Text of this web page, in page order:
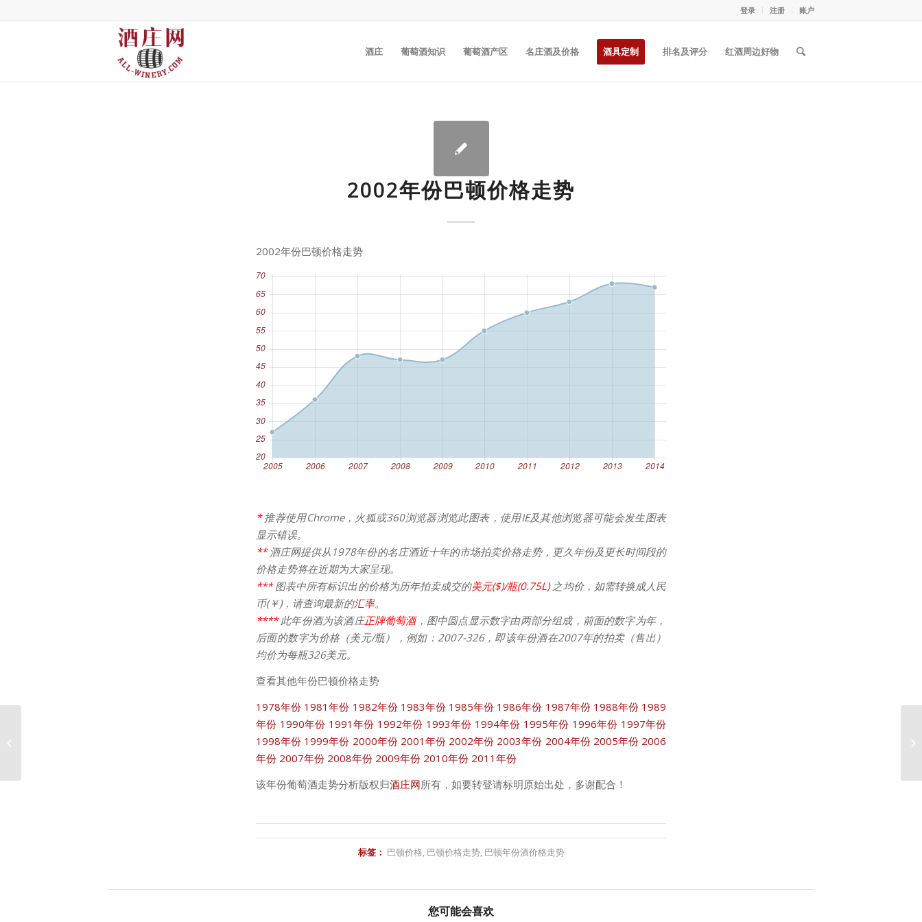
登录 注册 账户
酒庄 葡萄酒知识 葡萄酒产区 名庄酒及价格 酒具定制 排名及评分 红酒周边好物
2002年份巴顿价格走势
2002年份巴顿价格走势
*推荐使用Chrome，火狐或360浏览器浏览此图表，使用IE及其他浏览器可能会发生图表
显示错误。
** 酒庄网提供从1978年份的名庄酒近十年的市场拍卖价格走势，更久年份及更长时间段的
价格走势将在近期为大家呈现。
***图表中所有标识出的价格为历年拍卖成交的美元($)/瓶(0.75L)之均价，如需转换成人民
币(￥)，请查询最新的汇率。
****此年份酒为该酒庄正牌葡萄酒，图中圆点显示数字由两部分组成，前面的数字为年，
后面的数字为价格（美元/瓶），例如：2007-326，即该年份酒在2007年的拍卖（售出）
均价为每瓶326美元。
查看其他年份巴顿价格走势
1978年份 1981年份 1982年份 1983年份 1985年份 1986年份 1987年份 1988年份 1989
年份 1990年份 1991年份 1992年份 1993年份 1994年份 1995年份 1996年份 1997年份
1998年份 1999年份 2000年份 2001年份 2002年份 2003年份 2004年份 2005年份 2006
年份 2007年份 2008年份 2009年份 2010年份 2011年份
该年份葡萄酒走势分析版权归酒庄网所有，如要转登请标明原始出处，多谢配合！
标签： 巴顿价格, 巴顿价格走势, 巴顿年份酒价格走势
您可能会喜欢